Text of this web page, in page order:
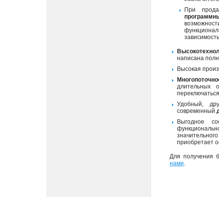
При
написана
Высокая
длительных
Удобный,
современный
Выгодное
приобретает
Для получения
нами.